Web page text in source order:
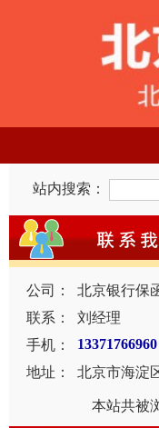
站内搜索：
公司：
北京银行保
联系：
刘经理
手机：
13371766960
地址：
北京市海淀
本站共被